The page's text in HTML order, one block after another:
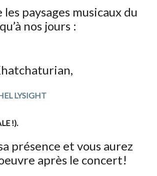
paysages musicaux du
nos jours :
LYSIGHT
!).
présence et vous aurez
après le concert!